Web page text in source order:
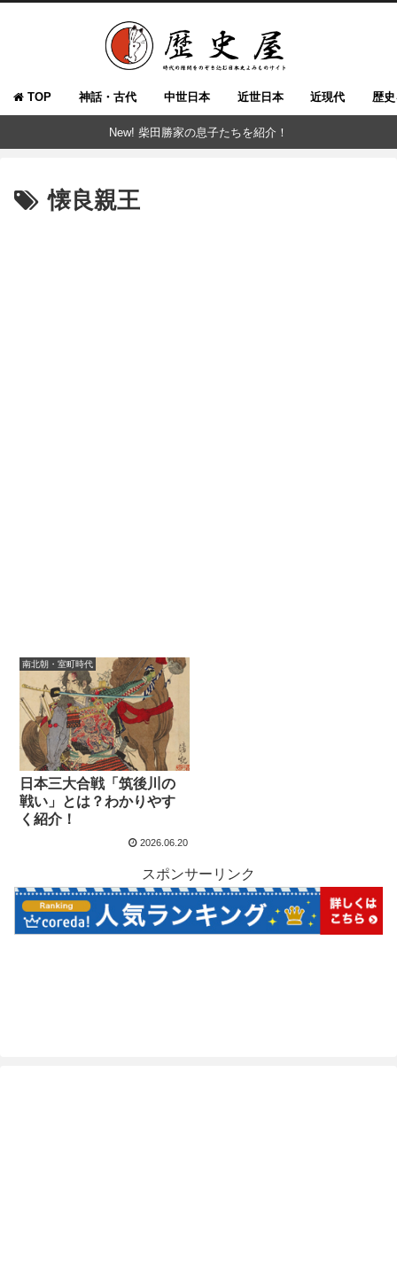
TOP 神話・古代 中世日本 近世日本 近現代 歴
New! 柴田勝家の息子たちを紹介！
懐良親王
南北朝・室町時代
日本三大合戦「筑後川の
戦い」とは？わかりやす
く紹介！
2026.06.20
スポンサーリンク